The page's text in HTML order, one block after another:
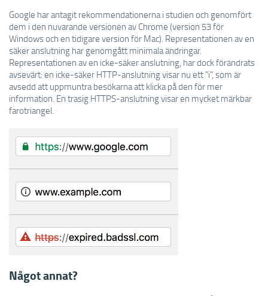
Google har antagit rekommendationerna i studien och genomfört
dem i den nuvarande versionen av Chrome (version 53 för
Windows och en tidigare version för Mac). Representationen av en
säker anslutning har genomgått minimala ändringar.
Representationen av en icke-säker anslutning, har dock förändrats
avsevärt: en icke-säker HTTP-anslutning visar nu ett "i", som är
avsedd att uppmuntra besökarna att klicka på den för mer
information. En trasig HTTPS-anslutning visar en mycket märkbar
farotriangel.
Något annat?